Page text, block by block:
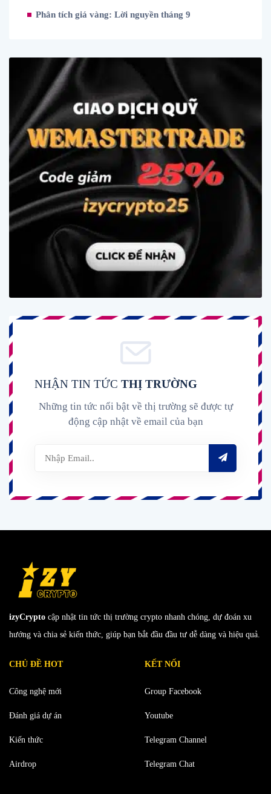
Phân tích giá vàng: Lời nguyền tháng 9
NHẬN TIN TỨC THỊ TRƯỜNG
Những tin tức nổi bật về thị trường sẽ được tự
động cập nhật về email của bạn
izyCrypto cập nhật tin tức thị trường crypto nhanh chóng, dự đoán xu
hướng và chia sẻ kiến thức, giúp bạn bắt đầu đầu tư dễ dàng và hiệu quả.
CHỦ ĐỀ HOT
Công nghệ mới
Đánh giá dự án
Kiến thức
Airdrop
KẾT NỐI
Group Facebook
Youtube
Telegram Channel
Telegram Chat